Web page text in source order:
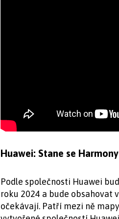
Huawei: Stane se
Podle společnosti Huawei
roku 2024 a bude obsahovat
očekávají. Patří mezi ně